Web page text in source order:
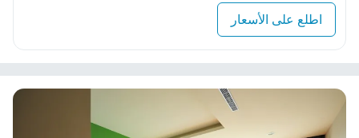
اطلع على الأسعار